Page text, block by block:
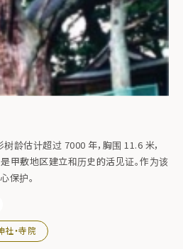
龄估计超过 7000 年，胸围 11.6 米，
是甲敷地区建立和历史的活见证。作为该
保护。
社・寺院